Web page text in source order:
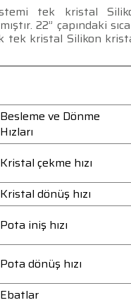
tek kristal
22” çapındaki
tek kristal Silikon
Besleme ve Dönme
Hızları
Kristal çekme hızı
Kristal dönüş hızı
Pota iniş hızı
Pota dönüş hızı
Ebatlar